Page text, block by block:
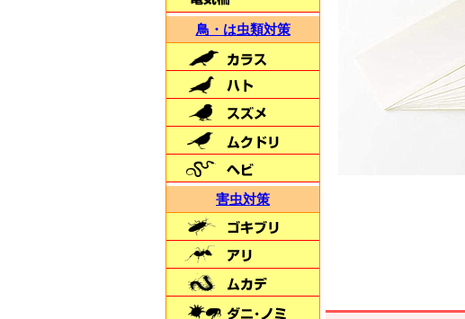
夜間に自動で点灯
朝に自動消灯
【LED通せんぼBIG】
鳥・は虫類対策
害虫対策